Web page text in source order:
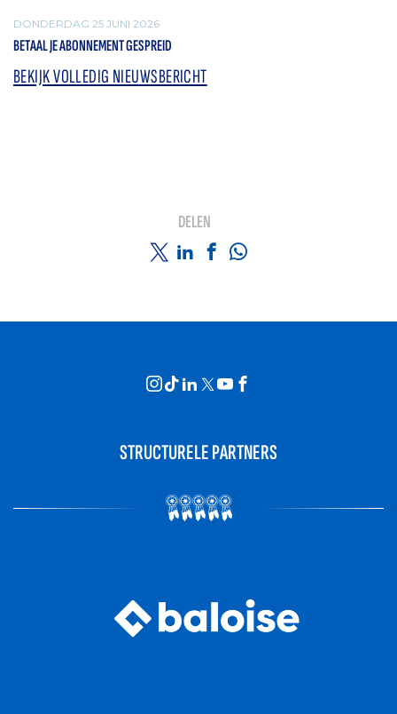
DONDERDAG 25 JUNI 2026
BETAAL JE ABONNEMENT GESPREID
BEKIJK VOLLEDIG NIEUWSBERICHT
DELEN
STRUCTURELE PARTNERS